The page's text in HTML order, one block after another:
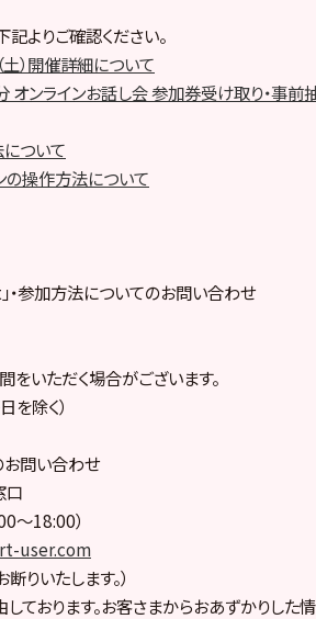
よりご確認ください。
土）開催詳細について
分 オンラインお話し会 参加券受け取り・事
について
の操作方法について
参加方法についてのお問い合わせ
いただく場合がございます。
除く）
お問い合わせ
口
〜18:00）
user.com
りいたします。）
おります。お客さまからおあずかりした